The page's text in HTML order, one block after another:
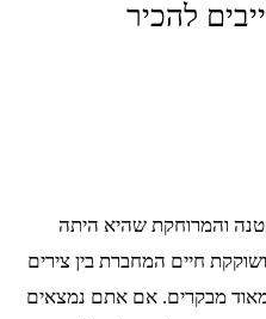
להכיר
והמרוחקת שהיא היתה
חיים המחברת בין צירים
מאוד מבקרים. אם אתם נמצאים